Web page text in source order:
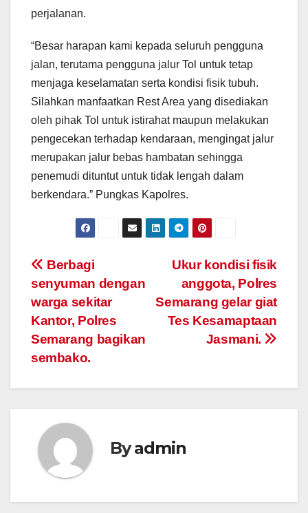
perjalanan.
“Besar harapan kami kepada seluruh pengguna
jalan, terutama pengguna jalur Tol untuk tetap
menjaga keselamatan serta kondisi fisik tubuh.
Silahkan manfaatkan Rest Area yang disediakan
oleh pihak Tol untuk istirahat maupun melakukan
pengecekan terhadap kendaraan, mengingat jalur
merupakan jalur bebas hambatan sehingga
penemudi dituntut untuk tidak lengah dalam
berkendara.” Pungkas Kapolres.
Post
navigation
Ukur kondisi fisik
anggota, Polres
Semarang gelar giat
Tes Kesamaptaan
Jasmani.
Berbagi
senyuman dengan
warga sekitar
Kantor, Polres
Semarang bagikan
sembako.
Byadmin